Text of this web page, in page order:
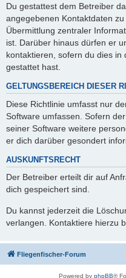
Du gestattest dem Betreiber
angegebenen Kontaktdaten
Übermittlung zentraler
ist. Darüber hinaus dürfen er
kontaktieren, sofern du dies in
gestattet hast.
GELTUNGSBEREICH DIESER
Diese Richtlinie umfasst nur
Software umfassen. Sofern
seiner Software weitere
er dich darüber gesondert
AUSKUNFTSRECHT
Der Betreiber erteilt dir auf
dich gespeichert sind.
Du kannst jederzeit die
verlangen. Kontaktiere hierzu
Fliegenfischer-Forum
Powered by phpBB®